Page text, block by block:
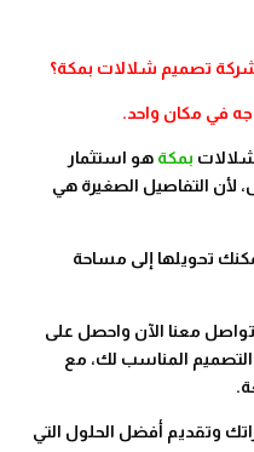
تصميم شلالات بمكة؟
في مكان واحد.
شلالات بمكة هو استثمار
لأن التفاصيل الصغيرة هي
تحويلها إلى مساحة
معنا الآن واحصل على
المناسب لك، مع
وتقديم أفضل الحلول التي